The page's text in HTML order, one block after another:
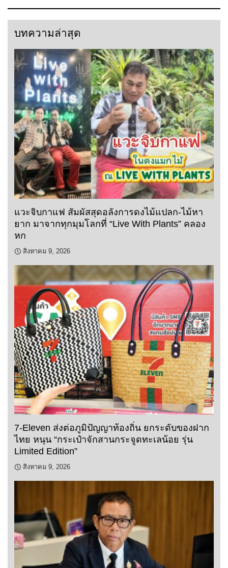
บทความล่าสุด
แวะจิบกาแฟ สัมผัสสุดอลังการดงไม้แปลก-ไม้หา
ยาก มาจากทุกมุมโลกที่ “Live With Plants” คลอง
หก
สิงหาคม 9, 2026
7-Eleven ส่งต่อภูมิปัญญาท้องถิ่น ยกระดับของฝาก
ไทย หนุน “กระเป๋าจักสานกระจูดทะเลน้อย รุ่น
Limited Edition”
สิงหาคม 9, 2026